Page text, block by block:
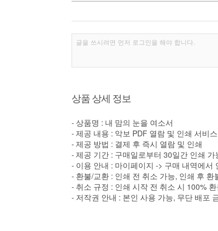
상품 상세 정보
- 상품명 : 내 맘의 눈을 여소서
- 제공 내용 : 악보 PDF 열람 및 인쇄 서비스
- 제공 방법 : 결제 후 즉시 열람 및 인쇄
- 제공 기간 : 구매일로부터 30일간 인쇄
- 이용 안내 : 마이페이지 -> 구매 내역에서
- 환불/교환 : 인쇄 전 취소 가능, 인쇄 후 환
- 취소 규정 : 인쇄 시작 전 취소 시 100%
- 저작권 안내 : 본인 사용 가능, 무단 배포